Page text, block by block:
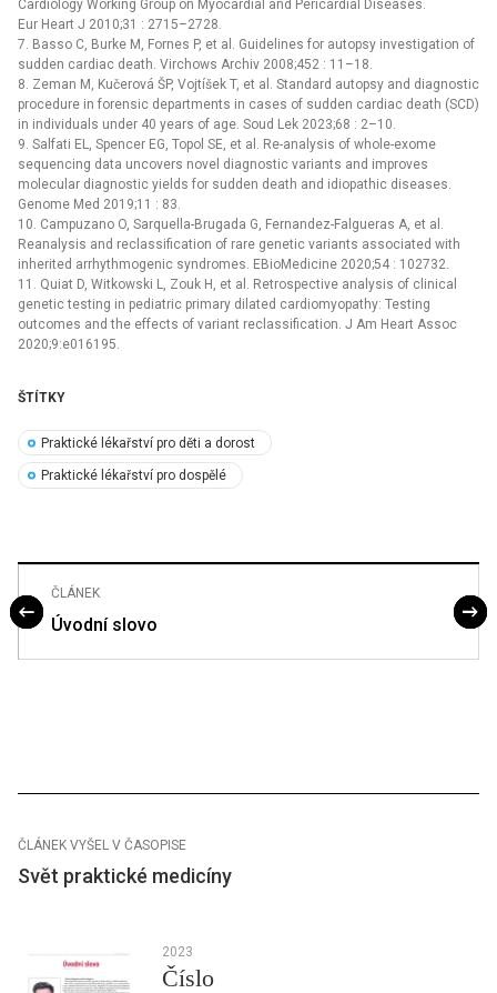
Cardiology Working Group on Myocardial and Pericardial Diseases.
Eur Heart J 2010;31 : 2715–2728.
7. Basso C, Burke M, Fornes P, et al. Guidelines for autopsy investigation of
sudden cardiac death. Virchows Archiv 2008;452 : 11–18.
8. Zeman M, Kučerová ŠP, Vojtíšek T, et al. Standard autopsy and diagnostic
procedure in forensic departments in cases of sudden cardiac death (SCD)
in individuals under 40 years of age. Soud Lek 2023;68 : 2–10.
9. Salfati EL, Spencer EG, Topol SE, et al. Re-analysis of whole-exome
sequencing data uncovers novel diagnostic variants and improves
molecular diagnostic yields for sudden death and idiopathic diseases.
Genome Med 2019;11 : 83.
10. Campuzano O, Sarquella-Brugada G, Fernandez-Falgueras A, et al.
Reanalysis and reclassification of rare genetic variants associated with
inherited arrhythmogenic syndromes. EBioMedicine 2020;54 : 102732.
11. Quiat D, Witkowski L, Zouk H, et al. Retrospective analysis of clinical
genetic testing in pediatric primary dilated cardiomyopathy: Testing
outcomes and the effects of variant reclassification. J Am Heart Assoc
2020;9:e016195.
ŠTÍTKY
Praktické lékařství pro děti a dorost
Praktické lékařství pro dospělé
ČLÁNEK
Úvodní slovo
ČLÁNEK VYŠEL V ČASOPISE
Svět praktické medicíny
2023
Číslo